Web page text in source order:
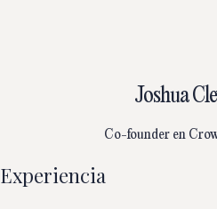
Joshua
Co-founder en
Experiencia